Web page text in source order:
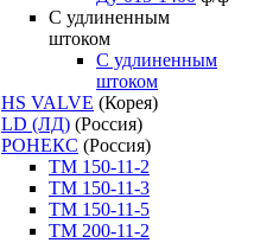
С удлиненным
штоком
C удлиненным
штоком
HS VALVE (Корея)
LD (ЛД) (Россия)
РОНЕКС (Россия)
ТM 150-11-2
ТM 150-11-3
ТM 150-11-5
ТM 200-11-2